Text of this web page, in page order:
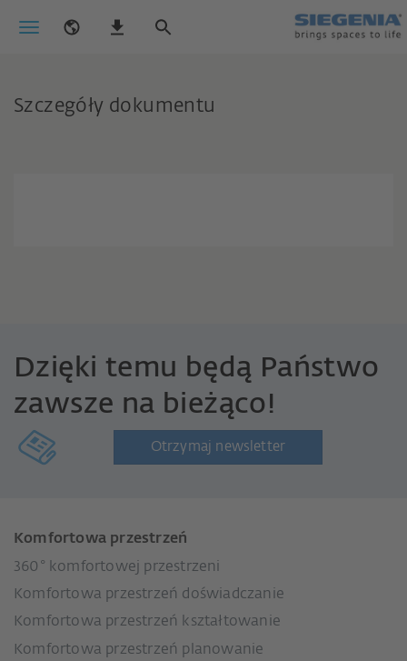
Szczegóły dokumentu
Dzięki temu będą Państwo
zawsze na bieżąco!
Otrzymaj newsletter
Komfortowa przestrzeń
360° komfortowej przestrzeni
Komfortowa przestrzeń doświadczanie
Komfortowa przestrzeń kształtowanie
Komfortowa przestrzeń planowanie